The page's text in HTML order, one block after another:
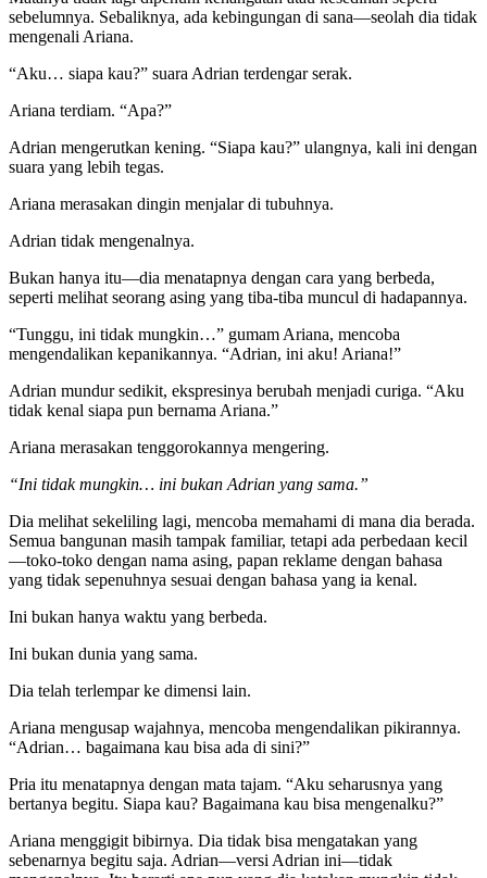
sebelumnya. Sebaliknya, ada kebingungan di sana—seolah dia tidak
mengenali Ariana.
“Aku… siapa kau?” suara Adrian terdengar serak.
Ariana terdiam. “Apa?”
Adrian mengerutkan kening. “Siapa kau?” ulangnya, kali ini dengan
suara yang lebih tegas.
Ariana merasakan dingin menjalar di tubuhnya.
Adrian tidak mengenalnya.
Bukan hanya itu—dia menatapnya dengan cara yang berbeda,
seperti melihat seorang asing yang tiba-tiba muncul di hadapannya.
“Tunggu, ini tidak mungkin…” gumam Ariana, mencoba
mengendalikan kepanikannya. “Adrian, ini aku! Ariana!”
Adrian mundur sedikit, ekspresinya berubah menjadi curiga. “Aku
tidak kenal siapa pun bernama Ariana.”
Ariana merasakan tenggorokannya mengering.
“Ini tidak mungkin… ini bukan Adrian yang sama.”
Dia melihat sekeliling lagi, mencoba memahami di mana dia berada.
Semua bangunan masih tampak familiar, tetapi ada perbedaan kecil
—toko-toko dengan nama asing, papan reklame dengan bahasa
yang tidak sepenuhnya sesuai dengan bahasa yang ia kenal.
Ini bukan hanya waktu yang berbeda.
Ini bukan dunia yang sama.
Dia telah terlempar ke dimensi lain.
Ariana mengusap wajahnya, mencoba mengendalikan pikirannya.
“Adrian… bagaimana kau bisa ada di sini?”
Pria itu menatapnya dengan mata tajam. “Aku seharusnya yang
bertanya begitu. Siapa kau? Bagaimana kau bisa mengenalku?”
Ariana menggigit bibirnya. Dia tidak bisa mengatakan yang
sebenarnya begitu saja. Adrian—versi Adrian ini—tidak